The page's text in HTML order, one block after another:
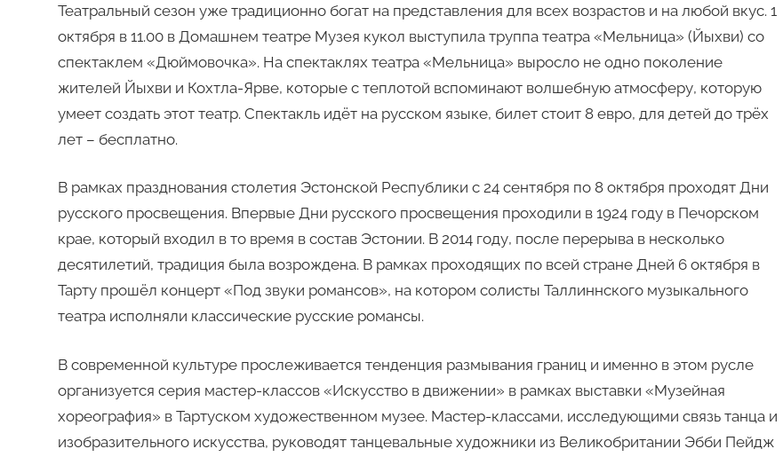
Театральный сезон уже традиционно богат на представления для всех возрастов и на любой вкус. 1
октября в 11.00 в Домашнем театре Музея кукол выступила труппа театра «Мельница» (Йыхви) со
спектаклем «Дюймовочка». На спектаклях театра «Мельница» выросло не одно поколение
жителей Йыхви и Кохтла-Ярве, которые с теплотой вспоминают волшебную атмосферу, которую
умеет создать этот театр. Спектакль идёт на русском языке, билет стоит 8 евро, для детей до трёх
лет – бесплатно.
В рамках празднования столетия Эстонской Республики с 24 сентября по 8 октября проходят Дни
русского просвещения. Впервые Дни русского просвещения проходили в 1924 году в Печорском
крае, который входил в то время в состав Эстонии. В 2014 году, после перерыва в несколько
десятилетий, традиция была возрождена. В рамках проходящих по всей стране Дней 6 октября в
Тарту прошёл концерт «Под звуки романсов», на котором солисты Таллиннского музыкального
театра исполняли классические русские романсы.
В современной культуре прослеживается тенденция размывания границ и именно в этом русле
организуется серия мастер-классов «Искусство в движении» в рамках выставки «Музейная
хореография» в Тартуском художественном музее. Мастер-классами, исследующими связь танца и
изобразительного искусства, руководят танцевальные художники из Великобритании Эбби Пейдж